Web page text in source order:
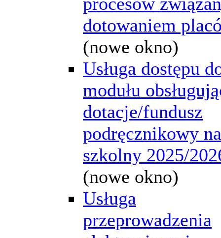
dotowaniem
(nowe okno)
Usługa dostępu
modułu
dotacje/fundusz
podręcznikowy
szkolny 2025/
(nowe okno)
Usługa
przeprowadzenia